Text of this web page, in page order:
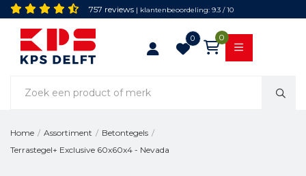
757 reviews | klantenbeoordeling: 9.3 / 10
0 0
Home / Assortiment / Betontegels /
Terrastegel+ Exclusive 60x60x4 - Nevada